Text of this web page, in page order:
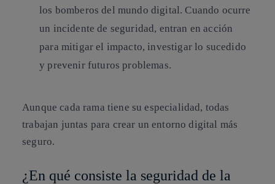
los bomberos del mundo digital. Cuando ocurre
un incidente de seguridad, entran en acción
para mitigar el impacto, investigar lo sucedido
y prevenir futuros problemas.
Aunque cada rama tiene su especialidad, todas
trabajan juntas para crear un entorno digital más
seguro.
¿En qué consiste la seguridad de la